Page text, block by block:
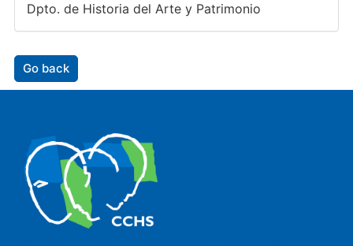
Dpto. de Historia del Arte y Patrimonio
Go back